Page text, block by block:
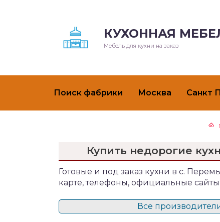
КУХОННАЯ
Мебель для кухни на заказ
Поиск фабрики Москва Санкт
Купить недорогие
Готовые и под заказ кухни в с.
карте, телефоны, официальные
Все